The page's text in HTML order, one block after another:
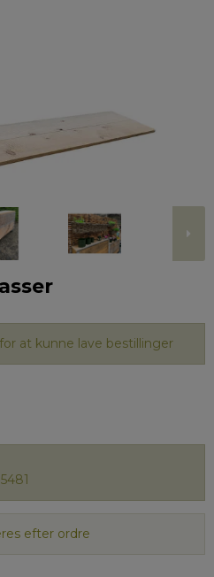
at kunne lave bestillinger
efter ordre